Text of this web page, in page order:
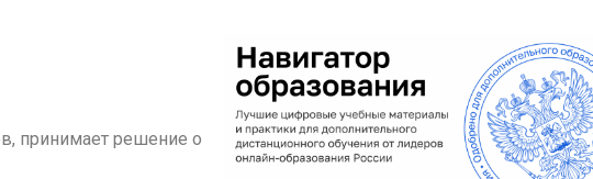
принимает решение о